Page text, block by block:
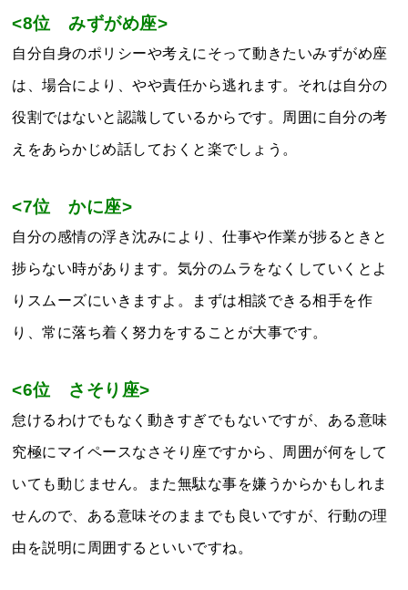
<8位 みずがめ座>
自分自身のポリシーや考えにそって動きたいみずがめ座
は、場合により、やや責任から逃れます。それは自分の
役割ではないと認識しているからです。周囲に自分の考
えをあらかじめ話しておくと楽でしょう。
<7位 かに座>
自分の感情の浮き沈みにより、仕事や作業が捗るときと
捗らない時があります。気分のムラをなくしていくとよ
りスムーズにいきますよ。まずは相談できる相手を作
り、常に落ち着く努力をすることが大事です。
<6位 さそり座>
怠けるわけでもなく動きすぎでもないですが、ある意味
究極にマイペースなさそり座ですから、周囲が何をして
いても動じません。また無駄な事を嫌うからかもしれま
せんので、ある意味そのままでも良いですが、行動の理
由を説明に周囲するといいですね。